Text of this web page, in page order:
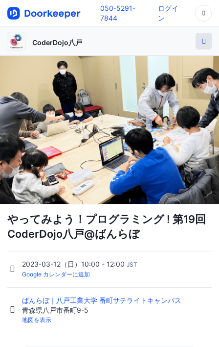
050-5291-
7844
ログイ
ン
CoderDojo八戸
やってみよう！プログラミング ! 第19回
CoderDojo八戸@ばんらぼ
2023-03-12（日）10:00 - 12:00 JST
Google カレンダーに追加
ばんらぼ｜八戸工業大学 番町サテライトキャンパス
青森県八戸市番町9-5
地図を表示